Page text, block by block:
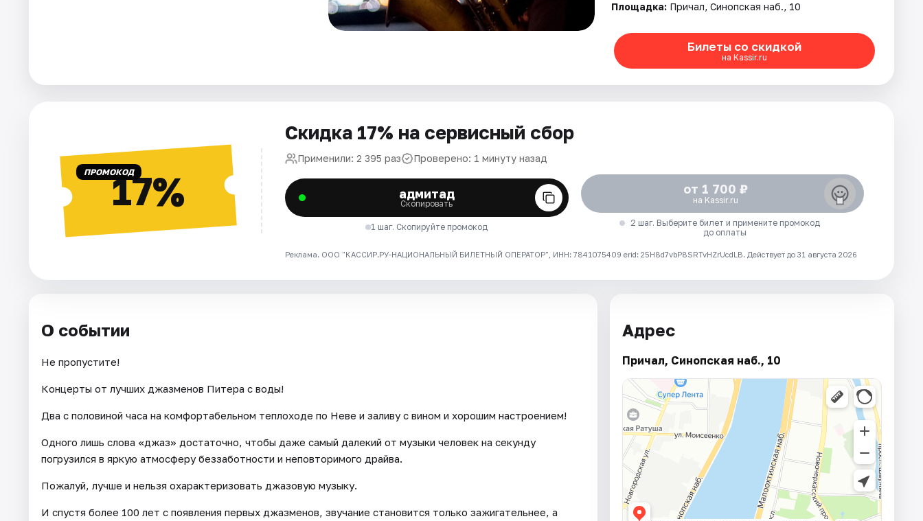
Артисты
Рейтинги
Площадка: Причал, Синопская наб., 10
Билеты со скидкой
на Kassir.ru
ПРОМОКОД17%
Скидка 17% на сервисный сбор
Применили: 2 395 раз Проверено: 1 минуту назад
адмитад
Скопировать
1 шаг. Скопируйте промокод
от 1 700 ₽
на Kassir.ru
2 шаг. Выберите билет и примените промокод
до оплаты
Реклама. ООО "КАССИР.РУ-НАЦИОНАЛЬНЫЙ БИЛЕТНЫЙ ОПЕРАТОР", ИНН: 7841075409 erid: 25H8d7vbP8SRTvHZrUcdLB. Действует до 31 августа 2026
О событии
Не пропустите!
Концерты от лучших джазменов Питера с воды!
Два с половиной часа на комфортабельном теплоходе по Неве и заливу с вином и хорошим настроением!
Одного лишь слова «джаз» достаточно, чтобы даже самый далекий от музыки человек на секунду
погрузился в яркую атмосферу беззаботности и неповторимого драйва.
Пожалуй, лучше и нельзя охарактеризовать джазовую музыку.
И спустя более 100 лет с появления первых джазменов, звучание становится только зажигательнее, а
Адрес
Причал, Синопская наб., 10